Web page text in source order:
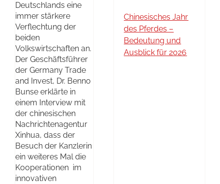
Deutschlands eine
immer stärkere
Verflechtung der
beiden
Volkswirtschaften an.
Der Geschäftsführer
der Germany Trade
and Invest, Dr. Benno
Bunse erklärte in
einem Interview mit
der chinesischen
Nachrichtenagentur
Xinhua, dass der
Besuch der Kanzlerin
ein weiteres Mal die
Kooperationen im
innovativen
Chinesisches Jahr
des Pferdes –
Bedeutung und
Ausblick für 2026